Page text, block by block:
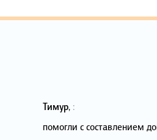
Тимур, :
помогли с составлением